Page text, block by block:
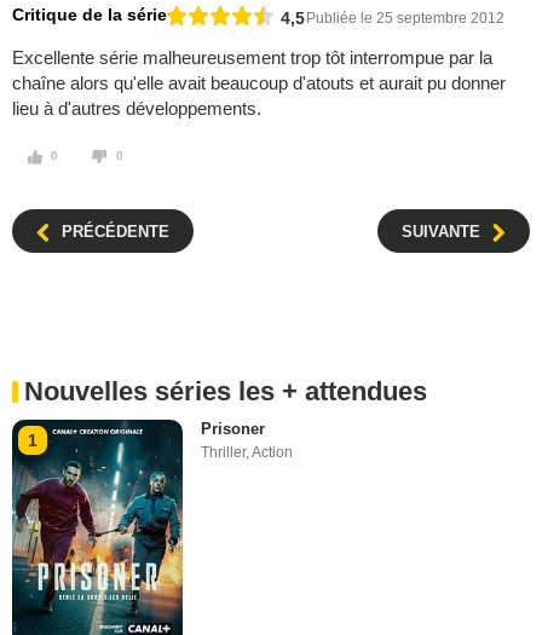
Critique de la série 4,5 Publiée le 25 septembre 2012
Excellente série malheureusement trop tôt interrompue par la
chaîne alors qu'elle avait beaucoup d'atouts et aurait pu donner
lieu à d'autres développements.
0 0
PRÉCÉDENTE SUIVANTE
Nouvelles séries les + attendues
1
Prisoner
Thriller,Action